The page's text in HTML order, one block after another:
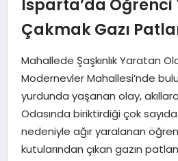
SAĞLIK
EKONOMI
MAGAZIN
Isparta’da
Çakmak Gazı
Mahallede Şaşkınlık Yaratan
Modernevler Mahallesi’nde
yurdunda yaşanan olay,
Odasında biriktirdiği çok
nedeniyle ağır yaralanan
kutularından çıkan gazın